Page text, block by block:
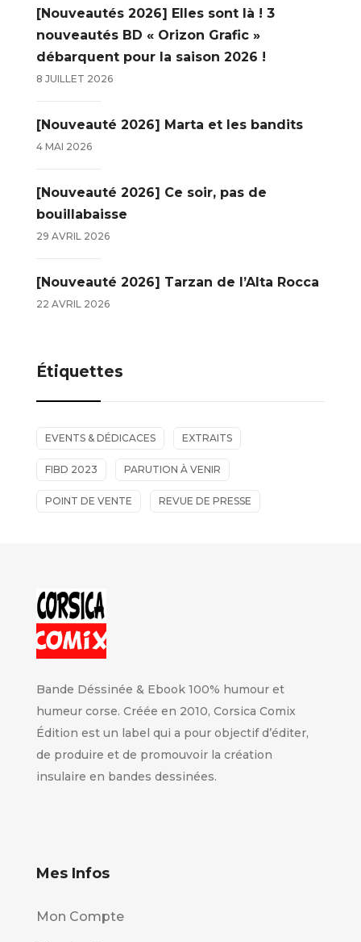
[Nouveautés 2026] Elles sont là ! 3
nouveautés BD « Orizon Grafic »
débarquent pour la saison 2026 !
8 JUILLET 2026
[Nouveauté 2026] Marta et les bandits
4 MAI 2026
[Nouveauté 2026] Ce soir, pas de
bouillabaisse
29 AVRIL 2026
[Nouveauté 2026] Tarzan de l’Alta Rocca
22 AVRIL 2026
Étiquettes
EVENTS & DÉDICACES EXTRAITS
FIBD 2023 PARUTION À VENIR
POINT DE VENTE REVUE DE PRESSE
Bande Déssinée & Ebook 100% humour et
humeur corse. Créée en 2010, Corsica Comix
Édition est un label qui a pour objectif d’éditer,
de produire et de promouvoir la création
insulaire en bandes dessinées.
Mes Infos
Mon Compte